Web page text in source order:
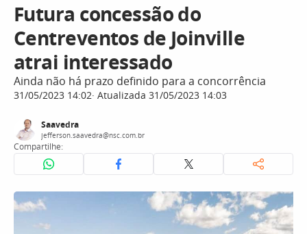
Futura concessão do
Centreventos de Joinville
atrai interessado
Ainda não há prazo definido para a concorrência
31/05/2023 14:02 Atualizada 31/05/2023 14:03
Saavedra
jefferson.saavedra@nsc.com.br
Compartilhe: